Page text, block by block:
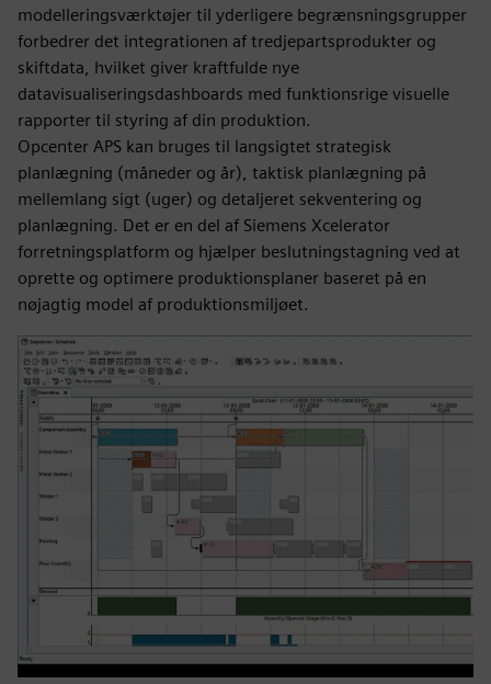
modelleringsværktøjer til yderligere begrænsningsgrupper
forbedrer det integrationen af tredjepartsprodukter og
skiftdata, hvilket giver kraftfulde nye
datavisualiseringsdashboards med funktionsrige visuelle
rapporter til styring af din produktion.
Opcenter APS kan bruges til langsigtet strategisk
planlægning (måneder og år), taktisk planlægning på
mellemlang sigt (uger) og detaljeret sekventering og
planlægning. Det er en del af Siemens Xcelerator
forretningsplatform og hjælper beslutningstagning ved at
oprette og optimere produktionsplaner baseret på en
nøjagtig model af produktionsmiljøet.